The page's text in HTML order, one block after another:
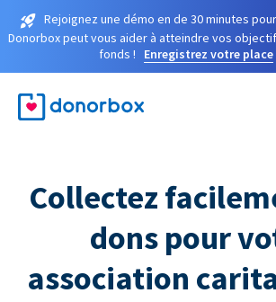
Rejoignez une démo en de 30 minutes
Donorbox peut vous aider à atteindre vos
fonds !
Enregistrez votre place
Collectez
dons pour
association